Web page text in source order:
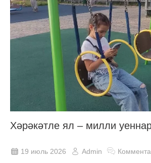
Хәрәкәтле ял – милли
19 июль 2026 Admin